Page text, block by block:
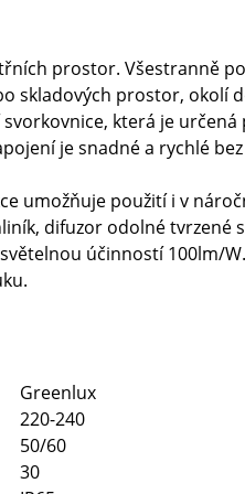
prostor. Všestranně
skladových prostor, okolí
která je
je snadné a rychlé
umožňuje použití i v
difuzor odolné tvrzené
účinností 100lm/W.
Greenlux
220-240
50/60
30